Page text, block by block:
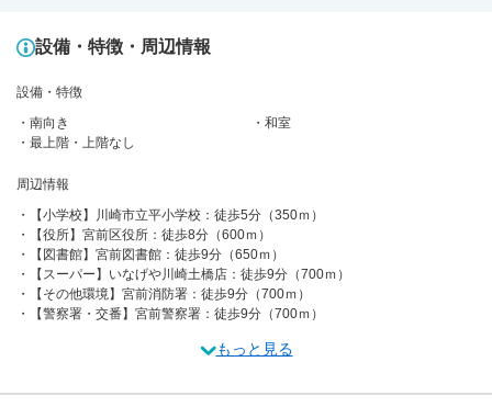
設備・特徴・周辺情報
設備・特徴
南向き
和室
最上階・上階なし
周辺情報
【小学校】川崎市立平小学校：徒歩5分（350ｍ）
【役所】宮前区役所：徒歩8分（600ｍ）
【図書館】宮前図書館：徒歩9分（650ｍ）
【スーパー】いなげや川崎土橋店：徒歩9分（700ｍ）
【その他環境】宮前消防署：徒歩9分（700ｍ）
【警察署・交番】宮前警察署：徒歩9分（700ｍ）
もっと見る